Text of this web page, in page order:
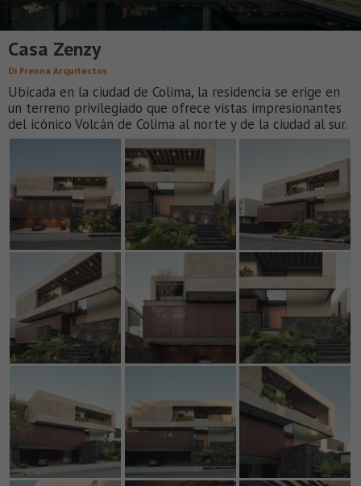
Casa Zenzy
Di Frenna Arquitectos
Ubicada en la ciudad de Colima, la residencia se erige en
un terreno privilegiado que ofrece vistas impresionantes
del icónico Volcán de Colima al norte y de la ciudad al sur.